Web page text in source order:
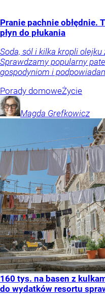
Pranie pachnie obłędnie.
płyn do płukania
Soda, sól i kilka kropli olejku
Sprawdzamy popularny
gospodyniom i
Porady domoweŻycie
Magda Grefkowicz
160 tys. na basen z
do wydatków resortu